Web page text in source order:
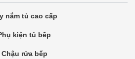
nắm tủ cao cấp
kiện tủ bếp
Chậu rửa bếp